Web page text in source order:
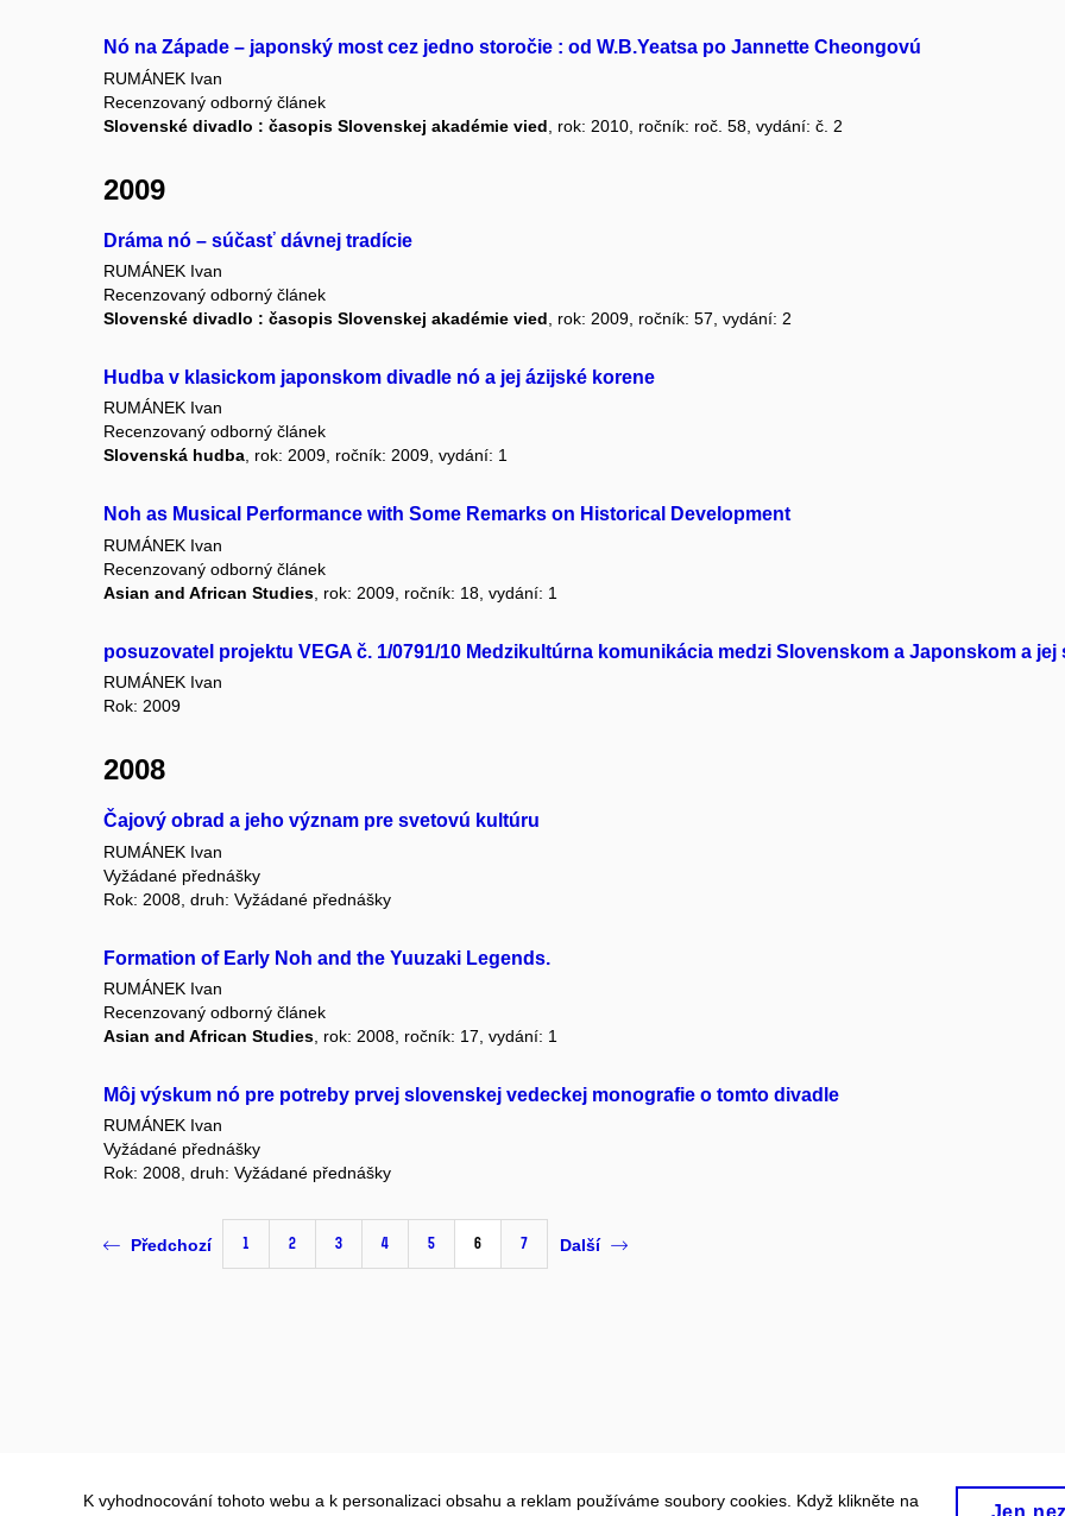
Nó na Západe – japonský most cez jedno storočie : od W.B.Yeatsa po Jannette Cheongovú
RUMÁNEK Ivan
Recenzovaný odborný článek
Slovenské divadlo : časopis Slovenskej akadémie vied , rok: 2010, ročník: roč. 58, vydání: č. 2
2009
Dráma nó – súčasť dávnej tradície
RUMÁNEK Ivan
Recenzovaný odborný článek
Slovenské divadlo : časopis Slovenskej akadémie vied , rok: 2009, ročník: 57, vydání: 2
Hudba v klasickom japonskom divadle nó a jej ázijské korene
RUMÁNEK Ivan
Recenzovaný odborný článek
Slovenská hudba, rok: 2009, ročník: 2009, vydání: 1
Noh as Musical Performance with Some Remarks on Historical Development
RUMÁNEK Ivan
Recenzovaný odborný článek
Asian and African Studies , rok: 2009, ročník: 18, vydání: 1
posuzovatel projektu VEGA č. 1/0791/10 Medzikultúrna komunikácia medzi Slovenskom a Japonskom a
RUMÁNEK Ivan
Rok: 2009
2008
Čajový obrad a jeho význam pre svetovú kultúru
RUMÁNEK Ivan
Vyžádané přednášky
Rok: 2008, druh: Vyžádané přednášky
Formation of Early Noh and the Yuuzaki Legends.
RUMÁNEK Ivan
Recenzovaný odborný článek
Asian and African Studies , rok: 2008, ročník: 17, vydání: 1
Môj výskum nó pre potreby prvej slovenskej vedeckej monografie o tomto divadle
RUMÁNEK Ivan
Vyžádané přednášky
Rok: 2008, druh: Vyžádané přednášky
Předchozí 1 2 3 4 5 6 7 Další
K vyhodnocování tohoto webu a k personalizaci obsahu a reklam používáme soubory cookies. Když klikněte na
Jen